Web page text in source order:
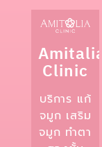
Amitalia
Clinic
บริการ แก้
จมูก เสริม
จมูก ทำตา